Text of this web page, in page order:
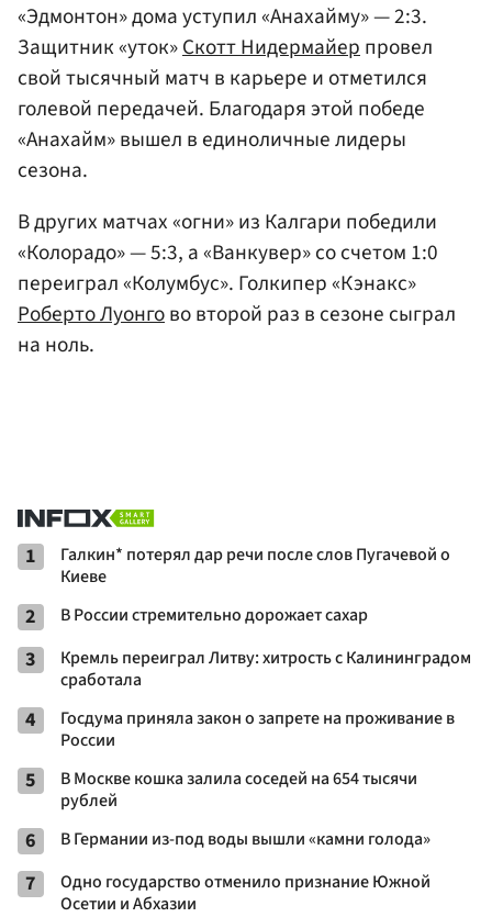
«Эдмонтон» дома уступил «Анахайму» — 2:3.
Защитник «уток»Скотт Нидермайерпровел
свой тысячный матч в карьере и отметился
голевой передачей. Благодаря этой победе
«Анахайм» вышел в единоличные лидеры
сезона.
В других матчах «огни» из Калгари победили
«Колорадо» — 5:3, а «Ванкувер» со счетом 1:0
переиграл «Колумбус». Голкипер «Кэнакс»
Роберто Луонгово второй раз в сезоне сыграл
на ноль.
1
Галкин* потерял дар речи после слов Пугачевой о
Киеве
2 В России стремительно дорожает сахар
3
Кремль переиграл Литву: хитрость с Калининградом
сработала
4
Госдума приняла закон о запрете на проживание в
России
5
В Москве кошка залила соседей на 654 тысячи
рублей
6 В Германии из-под воды вышли «камни голода»
7
Одно государство отменило признание Южной
Осетии и Абхазии